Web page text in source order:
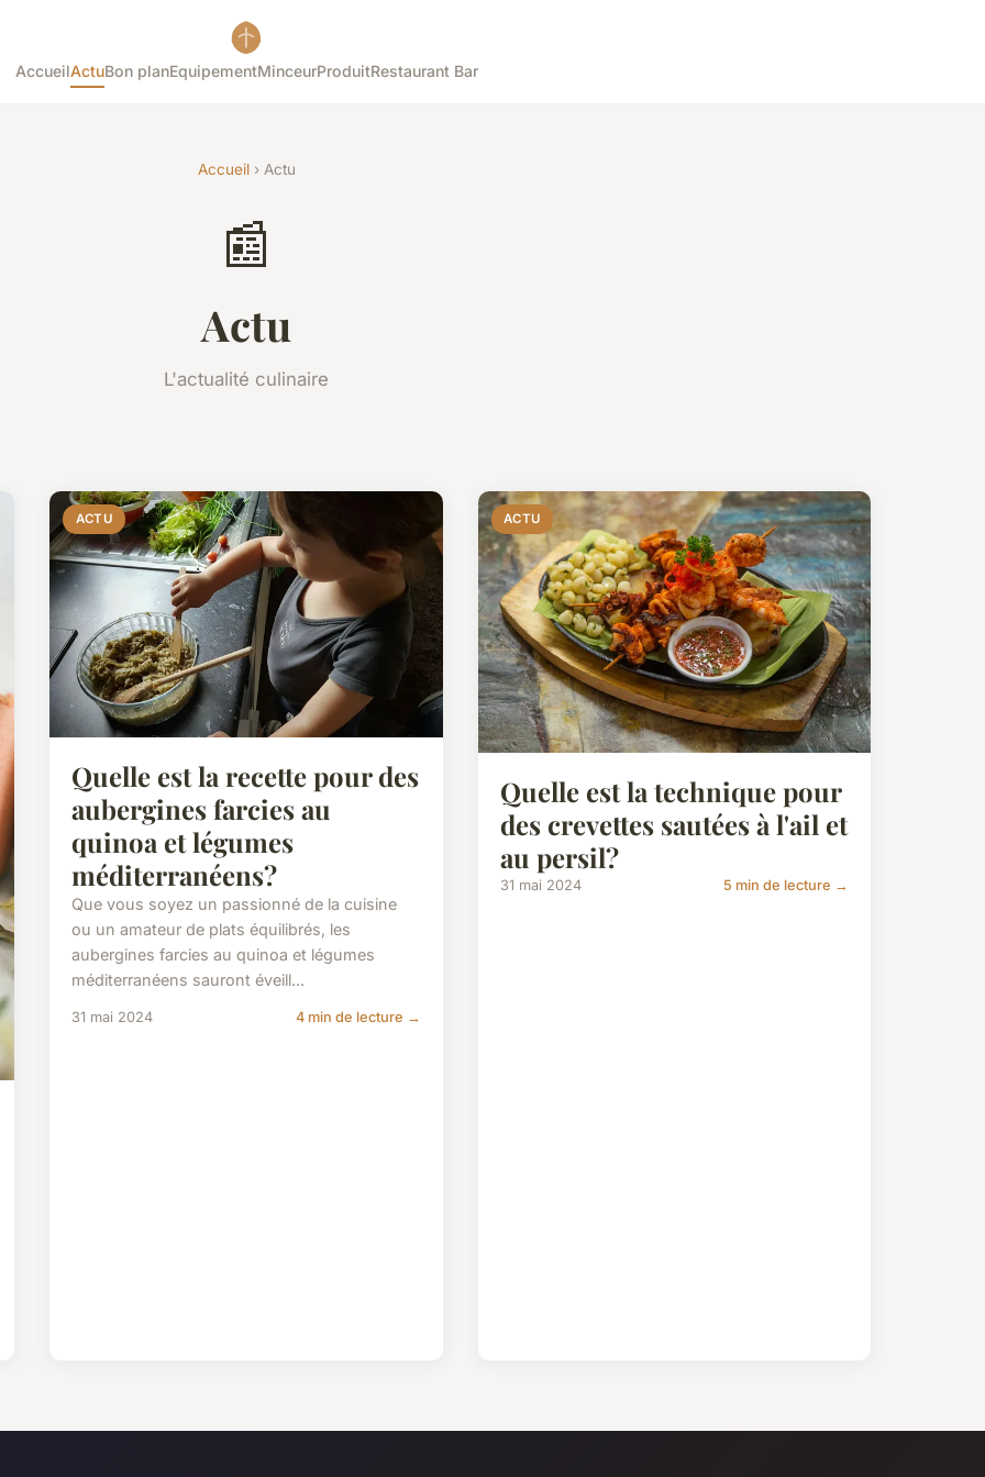
AccueilActuBon planEquipementMinceurProduitRestaurant Bar
Accueil› Actu
📰
Actu
L'actualité culinaire
ACTU
Quelle est la recette pour des
aubergines farcies au
quinoa et légumes
méditerranéens?
Que vous soyez un passionné de la cuisine
ou un amateur de plats équilibrés, les
aubergines farcies au quinoa et légumes
méditerranéens sauront éveill...
31 mai 2024 4 min de lecture →
ACTU
Quelle est la technique pour
des crevettes sautées à l'ail et
au persil?
31 mai 2024 5 min de lecture →